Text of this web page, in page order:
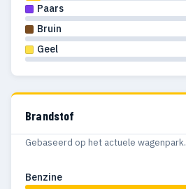
Paars
Bruin
Geel
Brandstof
Gebaseerd op het actuele wagenpark.
Benzine